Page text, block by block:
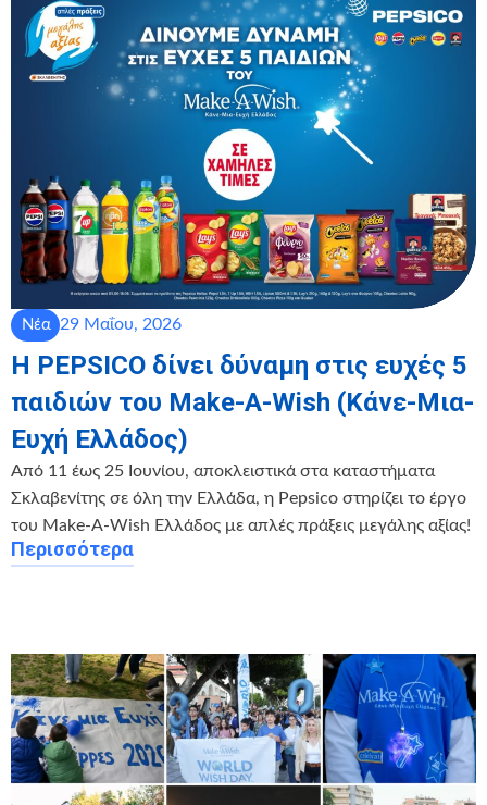
Νέα 29 Μαΐου, 2026
Η PEPSICO δίνει δύναμη στις ευχές 5
παιδιών του Make-A-Wish (Κάνε-Μια-
Ευχή Ελλάδος)
Από 11 έως 25 Ιουνίου, αποκλειστικά στα καταστήματα
Σκλαβενίτης σε όλη την Ελλάδα, η Pepsico στηρίζει το έργο
του Make-A-Wish Ελλάδος με απλές πράξεις μεγάλης αξίας!
Περισσότερα